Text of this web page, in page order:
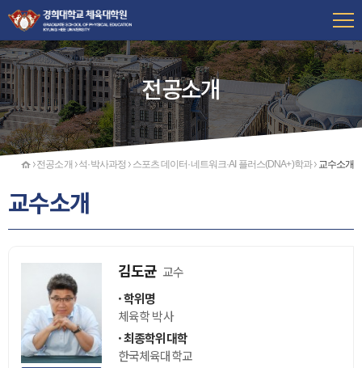
전공소개
홈전공소개 석·박사과정 스포츠 데이터·네트워크·AI 플러스(DNA+)학과 교수소개
교수소개
김도균 교수
학위명
체육학 박사
최종학위대학
한국체육대학교